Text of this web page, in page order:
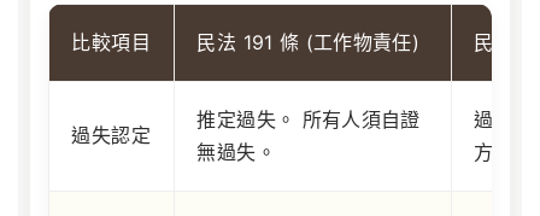
比較項目 民法 191 條 (工作物責任) 民法
過失認定
推定過失。 所有人須自證
無過失。
過失責
方有過